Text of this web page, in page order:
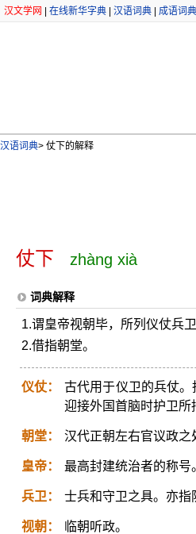
汉文学网 在线新华字典 汉语词典 成语词典
汉语词典> 仗下的解释
仗下 zhàng xià
词典解释
1.谓皇帝视朝毕，所列仪仗兵卫
2.借指朝堂。
仪仗：
古代用于仪卫的兵仗
迎接外国首脑时护卫
朝堂： 汉代正朝左右官议政之
皇帝： 最高封建统治者的称
兵卫： 士兵和守卫之具。亦指
视朝： 临朝听政。